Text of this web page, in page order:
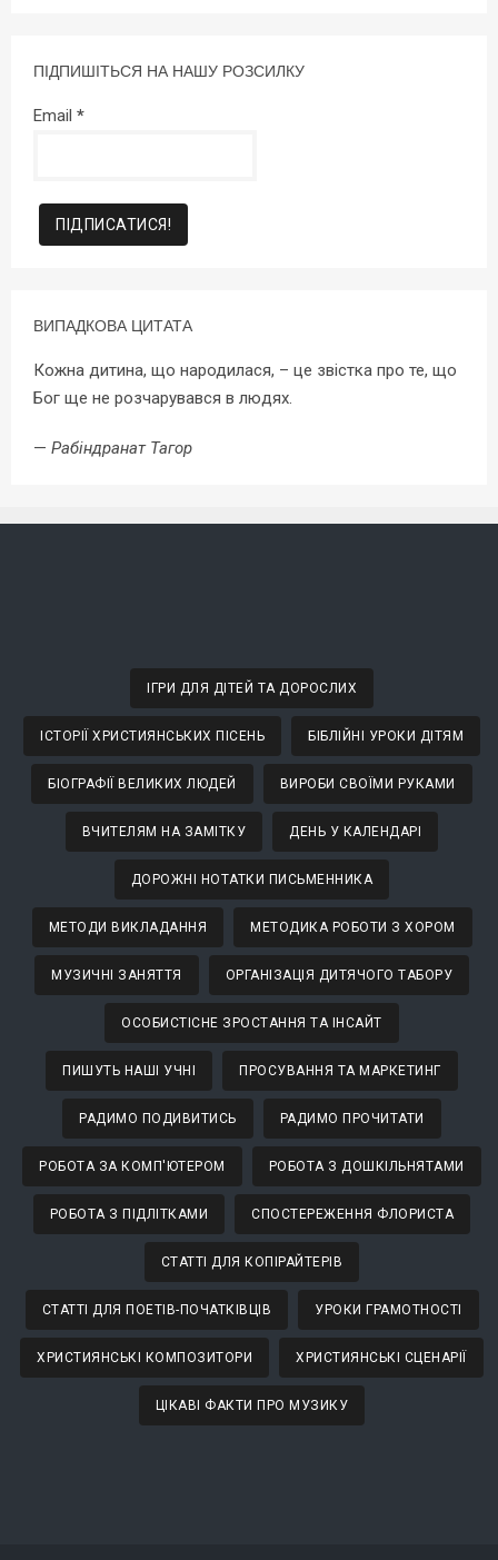
ПІДПИШІТЬСЯ НА НАШУ РОЗСИЛКУ
Email *
ВИПАДКОВА ЦИТАТА
Кожна дитина, що народилася, – це звістка про те, що
Бог ще не розчарувався в людях.
— Рабіндранат Тагор
ІГРИ ДЛЯ ДІТЕЙ ТА ДОРОСЛИХ
ІСТОРІЇ ХРИСТИЯНСЬКИХ ПІСЕНЬ БІБЛІЙНІ УРОКИ ДІТЯМ
БІОГРАФІЇ ВЕЛИКИХ ЛЮДЕЙ ВИРОБИ СВОЇМИ РУКАМИ
ВЧИТЕЛЯМ НА ЗАМІТКУ ДЕНЬ У КАЛЕНДАРІ
ДОРОЖНІ НОТАТКИ ПИСЬМЕННИКА
МЕТОДИ ВИКЛАДАННЯ МЕТОДИКА РОБОТИ З ХОРОМ
МУЗИЧНІ ЗАНЯТТЯ ОРГАНІЗАЦІЯ ДИТЯЧОГО ТАБОРУ
ОСОБИСТІСНЕ ЗРОСТАННЯ ТА ІНСАЙТ
ПИШУТЬ НАШІ УЧНІ ПРОСУВАННЯ ТА МАРКЕТИНГ
РАДИМО ПОДИВИТИСЬ РАДИМО ПРОЧИТАТИ
РОБОТА ЗА КОМП'ЮТЕРОМ РОБОТА З ДОШКІЛЬНЯТАМИ
РОБОТА З ПІДЛІТКАМИ СПОСТЕРЕЖЕННЯ ФЛОРИСТА
СТАТТІ ДЛЯ КОПІРАЙТЕРІВ
СТАТТІ ДЛЯ ПОЕТІВ-ПОЧАТКІВЦІВ УРОКИ ГРАМОТНОСТІ
ХРИСТИЯНСЬКІ КОМПОЗИТОРИ ХРИСТИЯНСЬКІ СЦЕНАРІЇ
ЦІКАВІ ФАКТИ ПРО МУЗИКУ